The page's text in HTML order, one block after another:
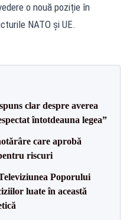
o nouă poziție în
NATO și UE.
clar despre averea
întotdeauna legea”
care aprobă
riscuri
Poporului
luate în această